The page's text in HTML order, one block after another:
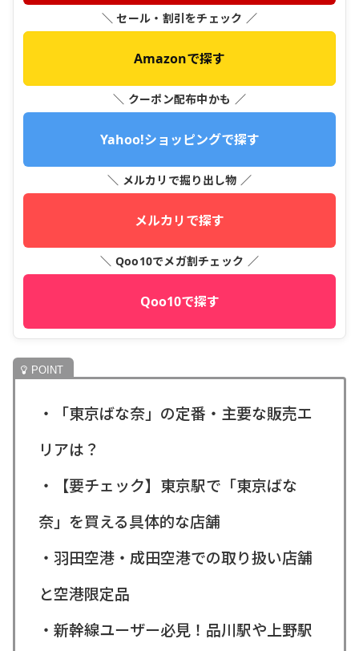
＼ セール・割引をチェック ／
Amazonで探す
＼ クーポン配布中かも ／
Yahoo!ショッピングで探す
＼ メルカリで掘り出し物 ／
メルカリで探す
＼ Qoo10でメガ割チェック ／
Qoo10で探す
・「東京ばな奈」の定番・主要な販売エ
リアは？
・【要チェック】東京駅で「東京ばな
奈」を買える具体的な店舗
・羽田空港・成田空港での取り扱い店舗
と空港限定品
・新幹線ユーザー必見！品川駅や上野駅